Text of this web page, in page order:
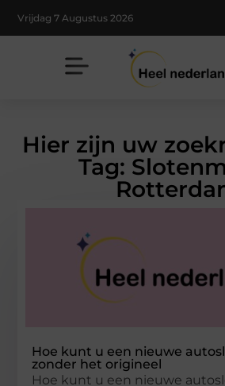
Vrijdag 7 Augustus 2026
Hier zijn uw
Tag:
Hoe kunt u een nieuwe
zonder het origineel
Hoe kunt u een nieuwe